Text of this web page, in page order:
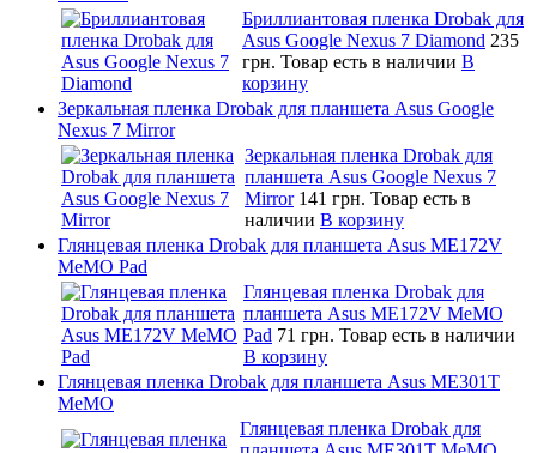
Бриллиантовая пленка Drobak для
Asus Google Nexus 7 Diamond 235
грн. Товар есть в наличии В
корзину
Зеркальная пленка Drobak для планшета Asus Google
Nexus 7 Mirror
Зеркальная пленка Drobak для
планшета Asus Google Nexus 7
Mirror 141 грн. Товар есть в
наличии В корзину
Глянцевая пленка Drobak для планшета Asus ME172V
MeMO Pad
Глянцевая пленка Drobak для
планшета Asus ME172V MeMO
Pad 71 грн. Товар есть в наличии
В корзину
Глянцевая пленка Drobak для планшета Asus ME301T
MeMO
Глянцевая пленка Drobak для